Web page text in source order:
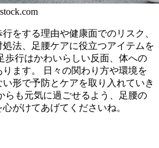
をする理由や健康面でのリスク、
法、足腰ケアに役立つアイテムを
歩行はかわいらしい反面、体への
ます。 日々の関わり方や環境を
形で予防とケアを取り入れていき
らも元気に過ごせるよう、足腰の
がけてあげてくださいね。